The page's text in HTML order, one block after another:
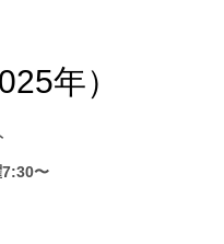
年）
7:30〜